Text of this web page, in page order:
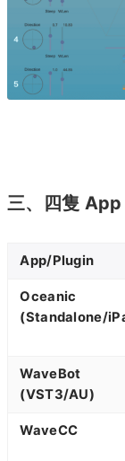
三、四隻
App/Plugin
Oceanic
(Standalone/
WaveBot
(VST3/AU)
WaveCC